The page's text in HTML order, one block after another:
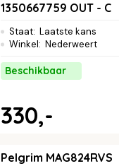
1350667759 OUT - C
Staat: Laatste kans
Winkel: Nederweert
Beschikbaar
330,-
Pelgrim MAG824RVS